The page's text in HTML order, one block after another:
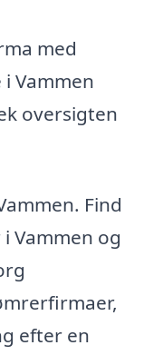
med
Vammen
oversigten
Find
Vammen og
efter en